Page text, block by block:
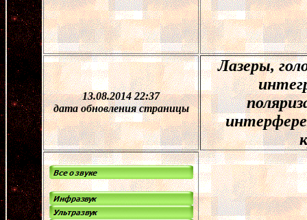
13.08.2014 22:37
дата обновления страницы
Лазеры,